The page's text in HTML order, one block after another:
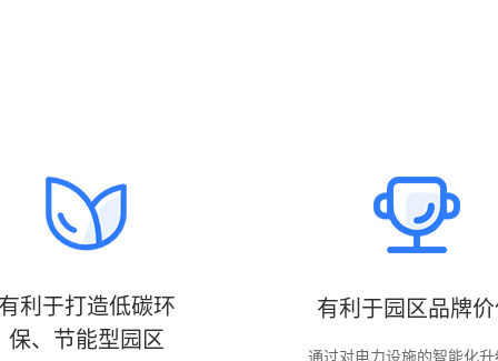
利于打造低碳环
保、节能型园区
有利于园区品牌
通过对电力设施的智能化